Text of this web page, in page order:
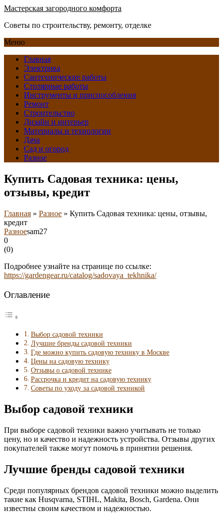
Мастерская загородного комфорта
Советы по строительству, ремонту, отделке
Меню
Главная
Электрика
Сантехнические работы
Столярные работы
Инструменты и приспособления
Ремонт
Строительство
Дизайн и интерьер
Материалы и технологии
Дача
Сад и огород
Разное
Купить Садовая техника: цены,
отзывы, кредит
Главная » Разное » Купить Садовая техника: цены, отзывы,
кредит
Разноеsam27
0
(0)
Подробнее узнайте на странице по ссылке:
https://gardengear.ru/catalog/sadovaya_tekhnika/
Оглавление
Выбор садовой техники
Лучшие бренды садовой техники
Где можно купить садовую технику в Москве
Цены на садовую технику
Отзывы о садовой технике
Рассрочка и кредит на садовую технику
Советы по уходу за садовой техникой
Выбор садовой техники
При выборе садовой техники важно учитывать не только
цену, но и качество и надежность устройства. Отзывы других
покупателей также могут помочь в принятии решения.
Лучшие бренды садовой техники
Среди популярных брендов садовой техники можно выделить
такие как Husqvarna, STIHL, Makita, Bosch, Gardena. Они
известны своим качеством и надежностью.